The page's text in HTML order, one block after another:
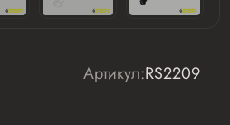
Артикул:RS2209